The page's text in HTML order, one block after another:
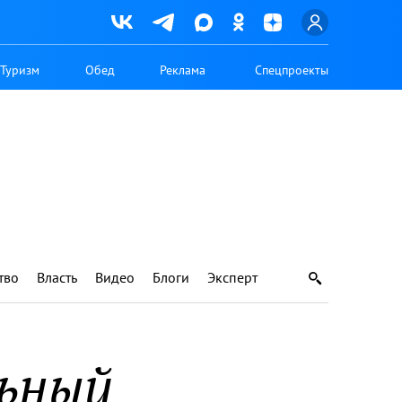
Туризм Обед Реклама Спецпроекты
Власть Видео Блоги Эксперт